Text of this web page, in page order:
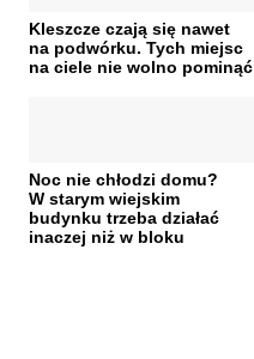
Kleszcze czają się nawet
na podwórku. Tych miejsc
na ciele nie wolno pominąć
Noc nie chłodzi domu?
W starym wiejskim
budynku trzeba działać
inaczej niż w bloku